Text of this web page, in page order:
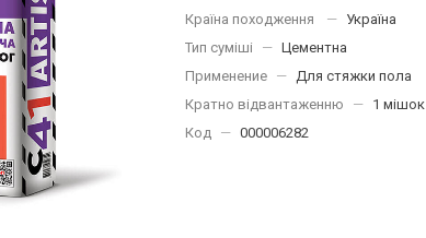
Країна походження
—
Україна
Тип суміші
— Цементна
Применение
— Для стяжки пола
Кратно відвантаженню
—
1 мішок
Код
— 000006282